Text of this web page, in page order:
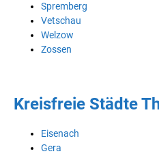
Spremberg
Vetschau
Welzow
Zossen
Kreisfreie Städte
Eisenach
Gera